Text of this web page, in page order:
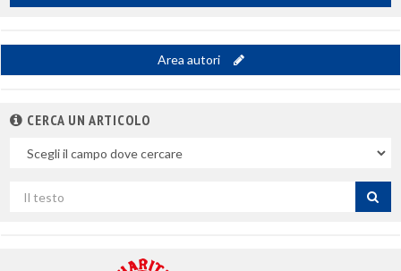
Area autori
CERCA UN ARTICOLO
campo
per